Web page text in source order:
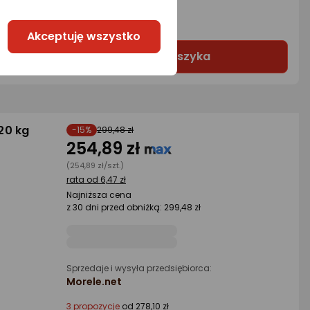
2 propozycjeod 86,36 zł
Do koszyka
kg -15% 299,48 zł
254,89 zł
(254,89 zł/szt.)
rata od 6,47 zł
Najniższa cena
z 30 dni przed obniżką: 299,48 zł
Sprzedaje i wysyła przedsiębiorca:
Morele.net
3 propozycje od 278,10 zł
Akceptuję wszystko